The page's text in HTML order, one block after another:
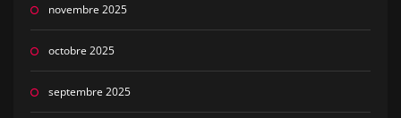
novembre 2025
octobre 2025
septembre 2025